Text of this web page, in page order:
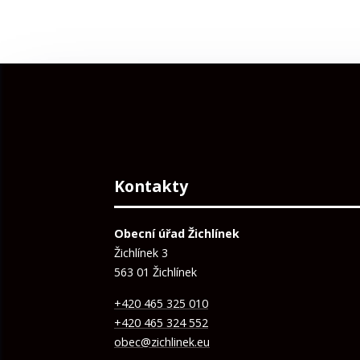
Kontakty
Obecní úřad Žichlínek
Žichlínek 3
563 01 Žichlínek
+420 465 325 010
+420 465 324 552
obec@zichlinek.eu